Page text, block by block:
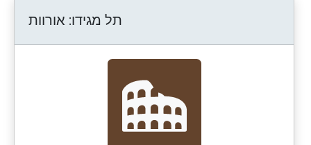
תל מגידו: אורוות